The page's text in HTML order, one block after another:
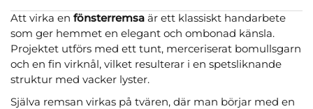
Att virka en fönsterremsa är ett klassiskt handarbete
som ger hemmet en elegant och ombonad känsla.
Projektet utförs med ett tunt, merceriserat bomullsgarn
och en fin virknål, vilket resulterar i en spetsliknande
struktur med vacker lyster.
Själva remsan virkas på tvären, där man börjar med en